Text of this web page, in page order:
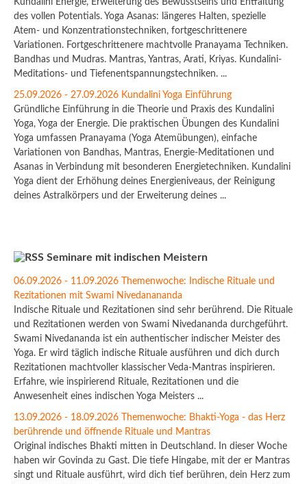
Kundalini Energie, Erweiterung des Bewusstseins und Entfaltung
des vollen Potentials. Yoga Asanas: längeres Halten, spezielle
Atem- und Konzentrationstechniken, fortgeschrittenere
Variationen. Fortgeschrittenere machtvolle Pranayama Techniken.
Bandhas und Mudras. Mantras, Yantras, Arati, Kriyas. Kundalini-
Meditations- und Tiefenentspannungstechniken. ...
25.09.2026 - 27.09.2026 Kundalini Yoga Einführung
Gründliche Einführung in die Theorie und Praxis des Kundalini
Yoga, Yoga der Energie. Die praktischen Übungen des Kundalini
Yoga umfassen Pranayama (Yoga Atemübungen), einfache
Variationen von Bandhas, Mantras, Energie-Meditationen und
Asanas in Verbindung mit besonderen Energietechniken. Kundalini
Yoga dient der Erhöhung deines Energieniveaus, der Reinigung
deines Astralkörpers und der Erweiterung deines ...
Seminare mit indischen Meistern
06.09.2026 - 11.09.2026 Themenwoche: Indische Rituale und
Rezitationen mit Swami Nivedanananda
Indische Rituale und Rezitationen sind sehr berührend. Die Rituale
und Rezitationen werden von Swami Nivedananda durchgeführt.
Swami Nivedananda ist ein authentischer indischer Meister des
Yoga. Er wird täglich indische Rituale ausführen und dich durch
Rezitationen machtvoller klassischer Veda-Mantras inspirieren.
Erfahre, wie inspirierend Rituale, Rezitationen und die
Anwesenheit eines indischen Yoga Meisters ...
13.09.2026 - 18.09.2026 Themenwoche: Bhakti-Yoga - das Herz
berührende und öffnende Rituale und Mantras
Original indisches Bhakti mitten in Deutschland. In dieser Woche
haben wir Govinda zu Gast. Die tiefe Hingabe, mit der er Mantras
singt und Rituale ausführt, wird dich tief berühren, dein Herz zum